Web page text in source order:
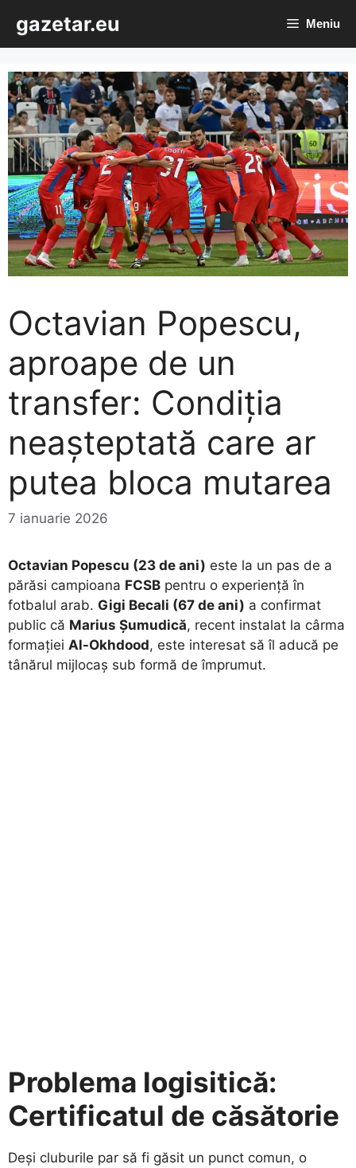
conținut
gazetar.eu Meniu
Octavian Popescu,
aproape de un
transfer: Condiția
neașteptată care ar
putea bloca mutarea
7 ianuarie 2026
Octavian Popescu (23 de ani) este la un pas de a
părăsi campioana FCSB pentru o experiență în
fotbalul arab. Gigi Becali (67 de ani) a confirmat
public că Marius Șumudică, recent instalat la cârma
formației Al-Okhdood, este interesat să îl aducă pe
tânărul mijlocaș sub formă de împrumut.
Problema logisitică:
Certificatul de căsătorie
​Deși cluburile par să fi găsit un punct comun, o